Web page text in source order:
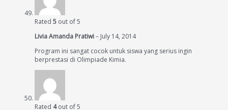
Rated 5 out of 5
Livia Amanda Pratiwi– July 14, 2014
Program ini sangat cocok untuk siswa yang serius ingin
berprestasi di Olimpiade Kimia.
Rated 4out of 5